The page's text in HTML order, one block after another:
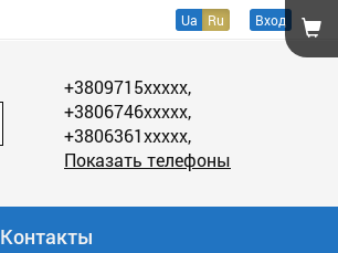
Ua Ru Вход
+3809715xxxxx,
+3806746xxxxx,
+3806361xxxxx,
Показать телефоны
Контакты